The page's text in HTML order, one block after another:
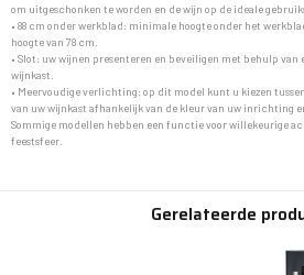
om uitgeschonken te worden en de wijn op de ideale
• 88 cm onder werkblad: minimale hoogte onder het
hoogte van 78 cm.
• Slot: uw wijnen presenteren en beveiligen met behulp van
wijnkast.
• Meervoudige verlichting: op dit model kunt u kiezen
van uw wijnkast afhankelijk van de kleur van uw inrichting
Sommige modellen hebben een functie voor willekeurige
feestsfeer.
Gerelateerde